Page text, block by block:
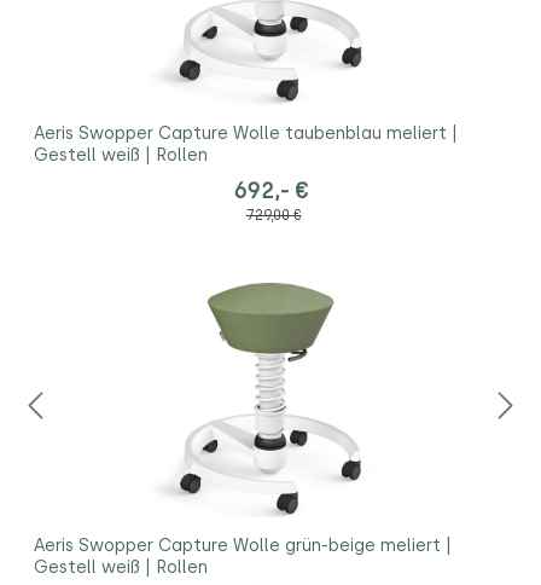
Aeris Swopper Capture Wolle taubenblau meliert |
Gestell weiß | Rollen
692,- €
729,00 €
Aeris Swopper Capture Wolle grün-beige meliert |
Gestell weiß | Rollen